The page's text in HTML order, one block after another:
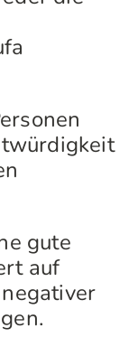
gute
auf